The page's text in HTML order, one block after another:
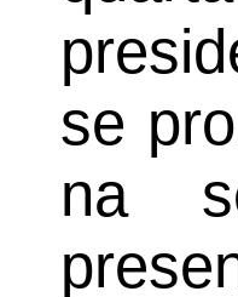
se
na